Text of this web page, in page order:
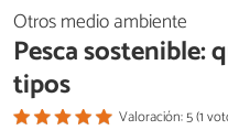
Otros medio ambiente
Pesca sostenible:
tipos
Valoración: 5 (1